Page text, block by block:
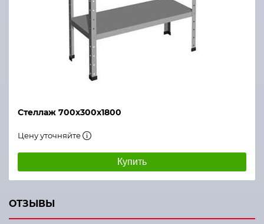
Стеллаж 700х300х1800
Цену уточняйте
Купить
ОТЗЫВЫ